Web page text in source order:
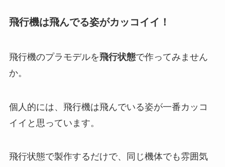
飛行機は飛んでる姿がカッコイイ！
飛行機のプラモデルを飛行状態で作ってみません
か。
個人的には、飛行機は飛んでいる姿が一番カッコ
イイと思っています。
飛行状態で製作するだけで、同じ機体でも雰囲気